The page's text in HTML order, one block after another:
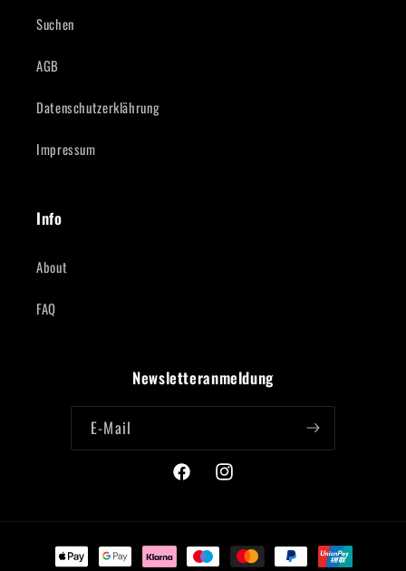
Suchen
AGB
Datenschutzerklährung
Impressum
Info
About
FAQ
Newsletteranmeldung
E-Mail
FacebookInstagram
Zahlungsmethoden